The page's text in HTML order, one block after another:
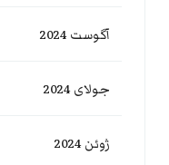
آگوست 2024
جولای 2024
ژوئن 2024